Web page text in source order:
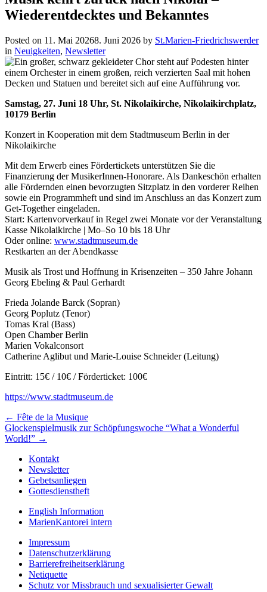
Wiederentdecktes und Bekanntes
Posted on 11. Mai 20268. Juni 2026 by St.Marien-Friedrichswerder
in Neuigkeiten, Newsletter
Samstag, 27. Juni 18 Uhr, St. Nikolaikirche, Nikolaikirchplatz,
10179 Berlin
Konzert in Kooperation mit dem Stadtmuseum Berlin in der
Nikolaikirche
Mit dem Erwerb eines Fördertickets unterstützen Sie die
Finanzierung der MusikerInnen-Honorare. Als Dankeschön erhalten
alle Fördernden einen bevorzugten Sitzplatz in den vorderer Reihen
sowie ein Programmheft und sind im Anschluss an das Konzert zum
Get-Together eingeladen.
Start: Kartenvorverkauf in Regel zwei Monate vor der Veranstaltung
Kasse Nikolaikirche | Mo–So 10 bis 18 Uhr
Oder online: www.stadtmuseum.de
Restkarten an der Abendkasse
Musik als Trost und Hoffnung in Krisenzeiten – 350 Jahre Johann
Georg Ebeling & Paul Gerhardt
Frieda Jolande Barck (Sopran)
Georg Poplutz (Tenor)
Tomas Kral (Bass)
Open Chamber Berlin
Marien Vokalconsort
Catherine Aglibut und Marie-Louise Schneider (Leitung)
Eintritt: 15€ / 10€ / Förderticket: 100€
https://www.stadtmuseum.de
Beitragsnavigation
← Fête de la Musique
Glockenspielmusik zur Schöpfungswoche “What a Wonderful
World!” →
Kontakt
Newsletter
Gebetsanliegen
Gottesdienstheft
English Information
MarienKantorei intern
Impressum
Datenschutzerklärung
Barrierefreiheitserklärung
Netiquette
Schutz vor Missbrauch und sexualisierter Gewalt